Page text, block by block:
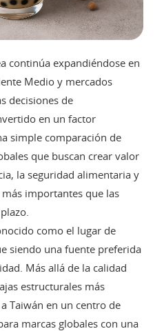
continúa expandiéndose en
Medio y mercados
decisiones de
en un factor
simple comparación de
que buscan crear valor
la seguridad alimentaria y
importantes que las
como el lugar de
siendo una fuente preferida
Más allá de la calidad
estructurales más
Taiwán en un centro de
marcas globales con una